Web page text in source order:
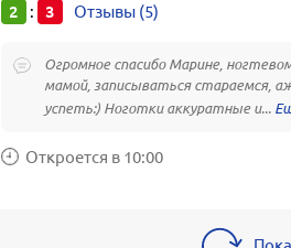
2 : 3 Отзывы (5)
Огромное спасибо Марине,
мамой, записываться стараемся,
успеть:) Ноготки аккуратные и...
Откроется в 10:00